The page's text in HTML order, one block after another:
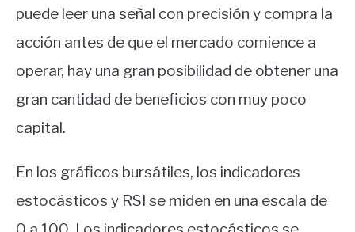
puede leer una señal con precisión y compra la
acción antes de que el mercado comience a
operar, hay una gran posibilidad de obtener una
gran cantidad de beneficios con muy poco
capital.
En los gráficos bursátiles, los indicadores
estocásticos y RSI se miden en una escala de